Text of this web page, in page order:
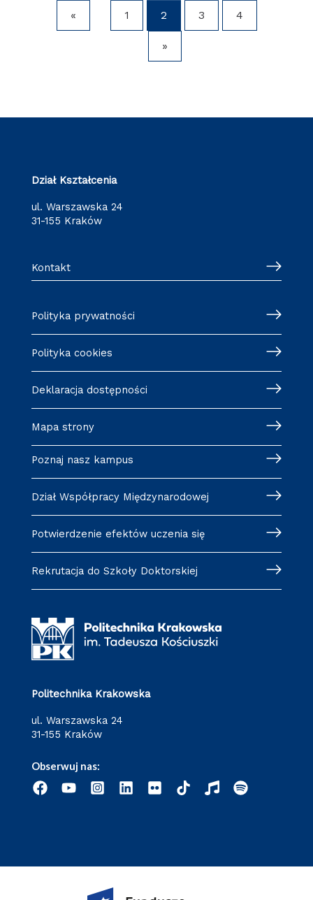
« 1 2 3 4
»
Dział Kształcenia
ul. Warszawska 24
31-155 Kraków
Kontakt
Polityka prywatności
Polityka cookies
Deklaracja dostępności
Mapa strony
Poznaj nasz kampus
Dział Współpracy Międzynarodowej
Potwierdzenie efektów uczenia się
Rekrutacja do Szkoły Doktorskiej
Politechnika Krakowska
ul. Warszawska 24
31-155 Kraków
Obserwuj nas: